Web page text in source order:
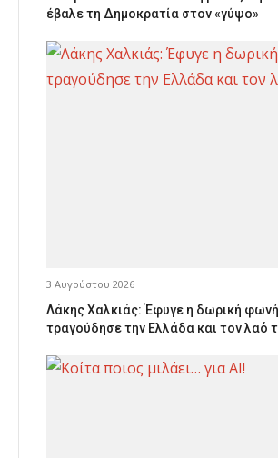
έβαλε τη Δημοκρατία στον «γύψο»
3 Αυγούστου 2026
Λάκης Χαλκιάς: Έφυγε η δωρική
τραγούδησε την Ελλάδα και τον λαό